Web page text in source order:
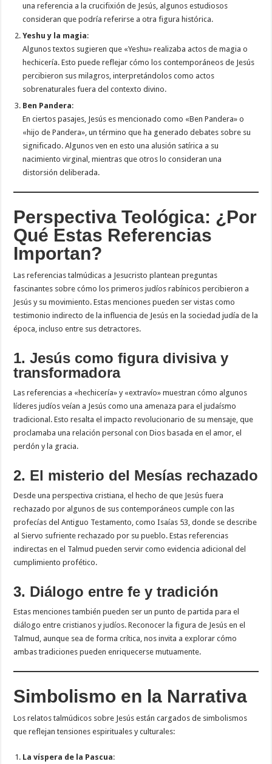
una referencia a la crucifixión de Jesús, algunos estudiosos
consideran que podría referirse a otra figura histórica.
Yeshu y la magia:
Algunos textos sugieren que «Yeshu» realizaba actos de magia o
hechicería. Esto puede reflejar cómo los contemporáneos de Jesús
percibieron sus milagros, interpretándolos como actos
sobrenaturales fuera del contexto divino.
Ben Pandera:
En ciertos pasajes, Jesús es mencionado como «Ben Pandera» o
«hijo de Pandera», un término que ha generado debates sobre su
significado. Algunos ven en esto una alusión satírica a su
nacimiento virginal, mientras que otros lo consideran una
distorsión deliberada.
Perspectiva Teológica: ¿Por
Qué Estas Referencias
Importan?
Las referencias talmúdicas a Jesucristo plantean preguntas
fascinantes sobre cómo los primeros judíos rabínicos percibieron a
Jesús y su movimiento. Estas menciones pueden ser vistas como
testimonio indirecto de la influencia de Jesús en la sociedad judía de la
época, incluso entre sus detractores.
1. Jesús como figura divisiva y
transformadora
Las referencias a «hechicería» y «extravío» muestran cómo algunos
líderes judíos veían a Jesús como una amenaza para el judaísmo
tradicional. Esto resalta el impacto revolucionario de su mensaje, que
proclamaba una relación personal con Dios basada en el amor, el
perdón y la gracia.
2. El misterio del Mesías rechazado
Desde una perspectiva cristiana, el hecho de que Jesús fuera
rechazado por algunos de sus contemporáneos cumple con las
profecías del Antiguo Testamento, como Isaías 53, donde se describe
al Siervo sufriente rechazado por su pueblo. Estas referencias
indirectas en el Talmud pueden servir como evidencia adicional del
cumplimiento profético.
3. Diálogo entre fe y tradición
Estas menciones también pueden ser un punto de partida para el
diálogo entre cristianos y judíos. Reconocer la figura de Jesús en el
Talmud, aunque sea de forma crítica, nos invita a explorar cómo
ambas tradiciones pueden enriquecerse mutuamente.
Simbolismo en la Narrativa
Los relatos talmúdicos sobre Jesús están cargados de simbolismos
que reflejan tensiones espirituales y culturales:
La víspera de la Pascua: